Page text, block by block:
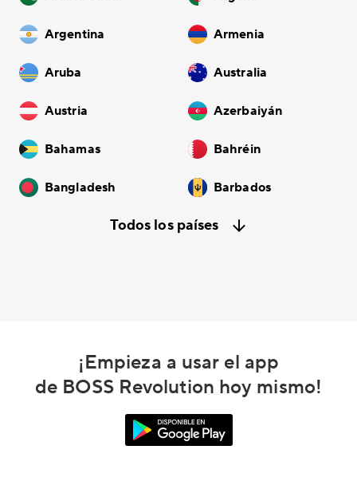
Argentina Armenia
Aruba Australia
Austria Azerbaiyán
Bahamas Bahréin
Bangladesh Barbados
Todos los países
¡Empieza a usar el app
de BOSS Revolution hoy mismo!